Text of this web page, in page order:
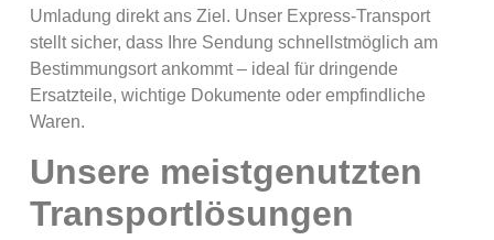
Umladung direkt ans Ziel. Unser Express-Transport
stellt sicher, dass Ihre Sendung schnellstmöglich am
Bestimmungsort ankommt – ideal für dringende
Ersatzteile, wichtige Dokumente oder empfindliche
Waren.
Unsere meistgenutzten
Transportlösungen